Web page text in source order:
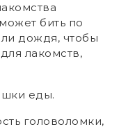
бить по
дождя, чтобы
лакомств,
еды.
головоломки,